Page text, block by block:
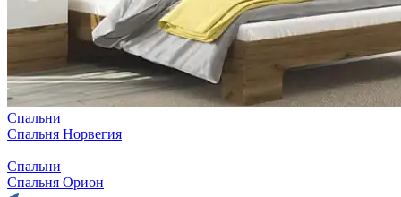
Спальни
Спальня Норвегия
Спальни
Спальня Орион